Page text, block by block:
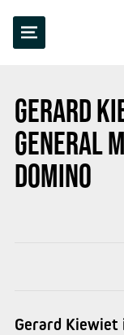
GERARD
GENERAL
DOMINO
TERUG NAAR
Gerard Kiewiet